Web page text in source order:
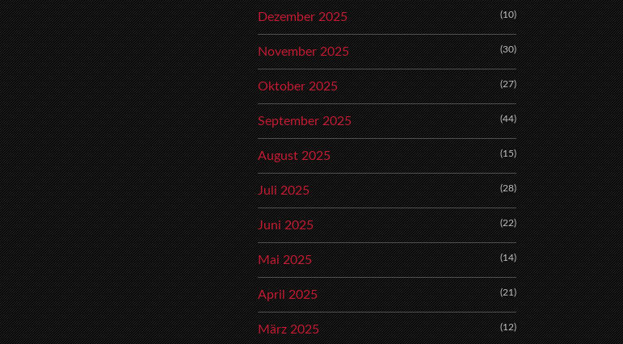
Dezember 2025 (10)
November 2025 (30)
Oktober 2025 (27)
September 2025 (44)
August 2025 (15)
Juli 2025 (28)
Juni 2025 (22)
Mai 2025 (14)
April 2025 (21)
März 2025 (12)